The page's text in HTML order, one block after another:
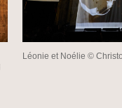
Léonie et Noélie ©